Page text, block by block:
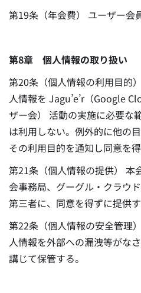
第19条（年会費） ユーザー会
第8章 個人情報の取り扱い
第20条（個人情報の利用目的
人情報を Jagu’e’r（Google
ザー会） 活動の実施に必要な
は利用しない。例外的に他の
その利用目的を通知し同意を得
第21条（個人情報の提供） 本
会事務局、グーグル・クラウ
第三者に、同意を得ずに提供
第22条（個人情報の安全管理
人情報を外部への漏洩等がな
講じて保管する。